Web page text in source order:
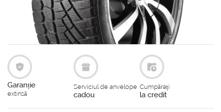
Garanție
extinsă
Serviciul de anvelope
cadou
Cumpărați
la credit